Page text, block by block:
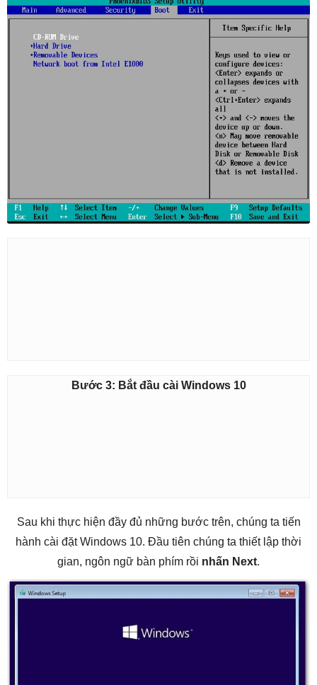
Bước 3: Bắt đầu cài Windows 10
Sau khi thực hiện đầy đủ những bước trên, chúng ta tiến
hành cài đặt Windows 10. Đầu tiên chúng ta thiết lập thời
gian, ngôn ngữ bàn phím rồi nhấn Next.